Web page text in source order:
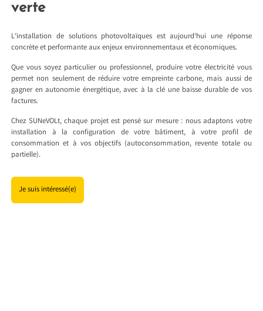
verte
L’installation de solutions photovoltaïques est aujourd’hui une réponse
concrète et performante aux enjeux environnementaux et économiques.
Que vous soyez particulier ou professionnel, produire votre électricité vous
permet non seulement de réduire votre empreinte carbone, mais aussi de
gagner en autonomie énergétique, avec à la clé une baisse durable de vos
factures.
Chez SUNeVOLt, chaque projet est pensé sur mesure : nous adaptons votre
installation à la configuration de votre bâtiment, à votre profil de
consommation et à vos objectifs (autoconsommation, revente totale ou
partielle).
Je suis intéressé(e)